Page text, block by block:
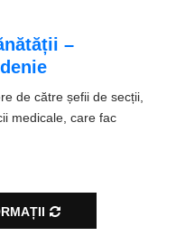
–
de către șefii de secții,
medicale, care fac